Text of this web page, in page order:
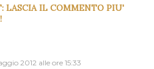
LASCIA IL COMMENTO PIU'
2012 alle ore 15:33